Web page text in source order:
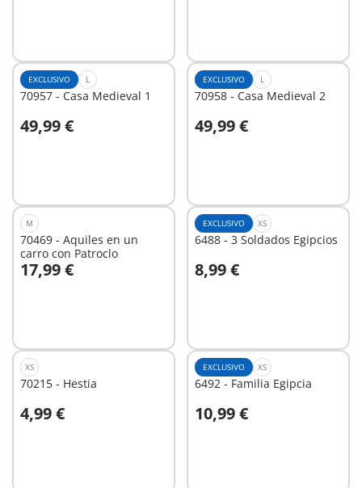
EXCLUSIVO L
70957 - Casa Medieval 1
49,99 €
A la cesta
EXCLUSIVO L
70958 - Casa Medieval 2
49,99 €
A la cesta
M
70469 - Aquiles en un
carro con Patroclo
17,99 €
A la cesta
EXCLUSIVO XS
6488 - 3 Soldados Egipcios
8,99 €
A la cesta
XS
70215 - Hestia
4,99 €
A la cesta
EXCLUSIVO XS
6492 - Familia Egipcia
10,99 €
A la cesta